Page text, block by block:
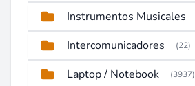
Instrumentos Musicales
Intercomunicadores (22)
Laptop / Notebook (3937)